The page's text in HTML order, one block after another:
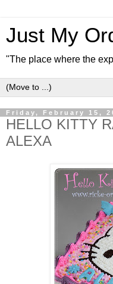
Just My
"The place where the
Friday, February 15,
HELLO KITTY
ALEXA